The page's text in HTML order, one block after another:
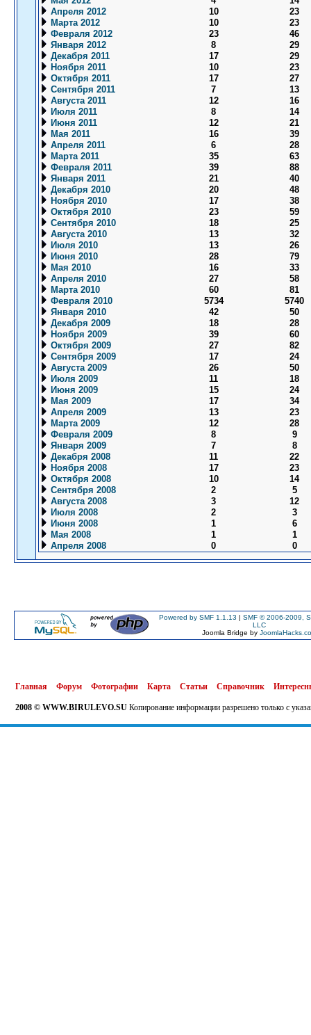
Апреля 2012
10
23
Марта 2012
10
23
Февраля 2012
23
46
Января 2012
8
29
Декабря 2011
17
29
Ноября 2011
10
23
Октября 2011
17
27
Сентября 2011
7
13
Августа 2011
12
16
Июля 2011
8
14
Июня 2011
12
21
Мая 2011
16
39
Апреля 2011
6
28
Марта 2011
35
63
Февраля 2011
39
88
Января 2011
21
40
Декабря 2010
20
48
Ноября 2010
17
38
Октября 2010
23
59
Сентября 2010
18
25
Августа 2010
13
32
Июля 2010
13
26
Июня 2010
28
79
Мая 2010
16
33
Апреля 2010
27
58
Марта 2010
60
81
Февраля 2010
5734
5740
Января 2010
42
50
Декабря 2009
18
28
Ноября 2009
39
60
Октября 2009
27
82
Сентября 2009
17
24
Августа 2009
26
50
Июля 2009
11
18
Июня 2009
15
24
Мая 2009
17
34
Апреля 2009
13
23
Марта 2009
12
28
Февраля 2009
8
9
Января 2009
7
8
Декабря 2008
11
22
Ноября 2008
17
23
Октября 2008
10
14
Сентября 2008
2
5
Августа 2008
3
12
Июля 2008
2
3
Июня 2008
1
6
Мая 2008
1
1
Апреля 2008
0 0
Powered by SMF 1.1.13 | SMF © 2006-2009,
LLC
Joomla Bridge by
Главная Форум Фотографии Карта Статьи Справочник
2008 © WWW.BIRULEVO.SU Копирование информации разрешено только с